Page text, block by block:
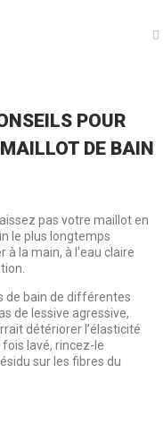
POUR
DE BAIN
pas votre maillot en
le plus longtemps
à la main, à l'eau claire
de bain de différentes
de lessive agressive,
détériorer l’élasticité
lavé, rincez-le
sur les fibres du